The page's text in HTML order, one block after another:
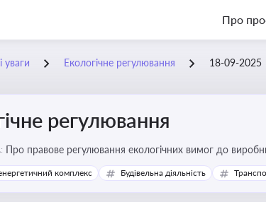
Про
уваги Екологічне регулювання 18-09-2025
регулювання
Про правове регулювання екологічних вимог до
європейськими нормами
комплекс Будівельна діяльність